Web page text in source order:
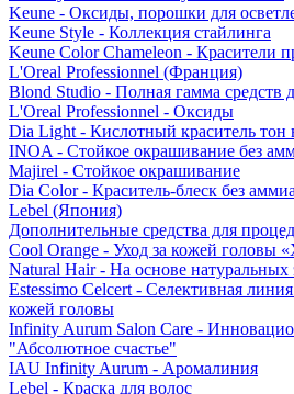
Keune - Оксиды, порошки для
Keune Style - Коллекция стайлинга
Keune Color Chameleon - Красители
L'Oreal Professionnel (Франция)
Blond Studio - Полная гамма средств
L'Oreal Professionnel - Оксиды
Dia Light - Кислотный краситель тон
INOA - Стойкое окрашивание без
Majirel - Стойкое окрашивание
Dia Color - Краситель-блеск без
Lebel (Япония)
Дополнительные средства для
Cool Orange - Уход за кожей головы
Natural Hair - На основе натуральных
Estessimo Celcert - Селективная
кожей головы
Infinity Aurum Salon Care -
"Абсолютное счастье"
IAU Infinity Aurum - Аромалиния
Lebel - Краска для волос